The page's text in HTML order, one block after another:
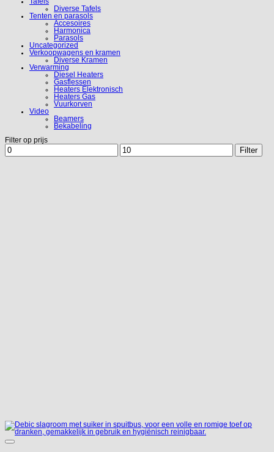
Diverse Tafels
Tenten en parasols
Accesoires
Harmonica
Parasols
Uncategorized
Verkoopwagens en kramen
Diverse Kramen
Verwarming
Diesel Heaters
Gasflessen
Heaters Elektronisch
Heaters Gas
Vuurkorven
Video
Beamers
Bekabeling
Filter op prijs
Min.
prijs
Max.
prijs
Filter